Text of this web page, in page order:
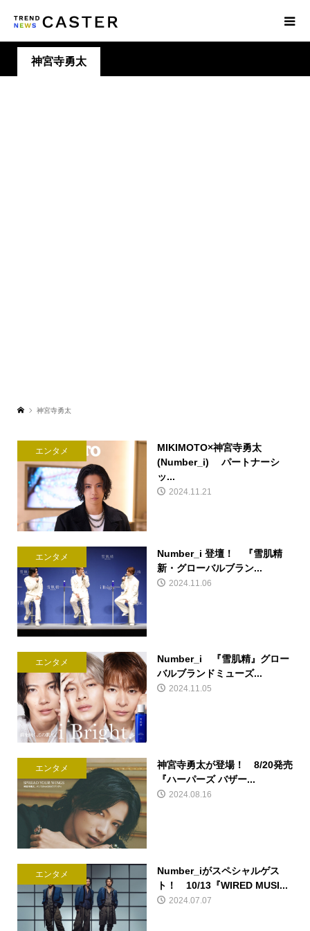
神宮寺勇太
神宮寺勇太
エンタメ
MIKIMOTO×神宮寺勇太
(Number_i) パートナーシ
ッ...
2024.11.21
エンタメ
Number_i 登壇！ 『雪肌精
新・グローバルブラン...
2024.11.06
エンタメ
Number_i 『雪肌精』グロー
バルブランドミューズ...
2024.11.05
エンタメ
神宮寺勇太が登場！ 8/20発売
『ハーパーズ バザー...
2024.08.16
エンタメ
Number_iがスペシャルゲス
ト！ 10/13『WIRED MUSI...
2024.07.07